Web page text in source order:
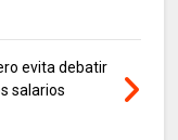
evita debatir
salarios